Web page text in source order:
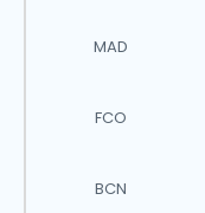
MAD
FCO
BCN